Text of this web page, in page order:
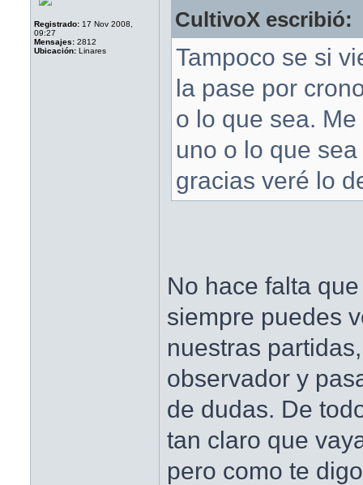
Registrado: 17 Nov 2008,
09:27
Mensajes: 2812
Ubicación: Linares
CultivoX escribió:
Tampoco se si
la pase por
o lo que sea.
uno o lo que
gracias veré lo
No hace falta
siempre puedes
nuestras
observador y
de dudas. De
tan claro que
pero como te